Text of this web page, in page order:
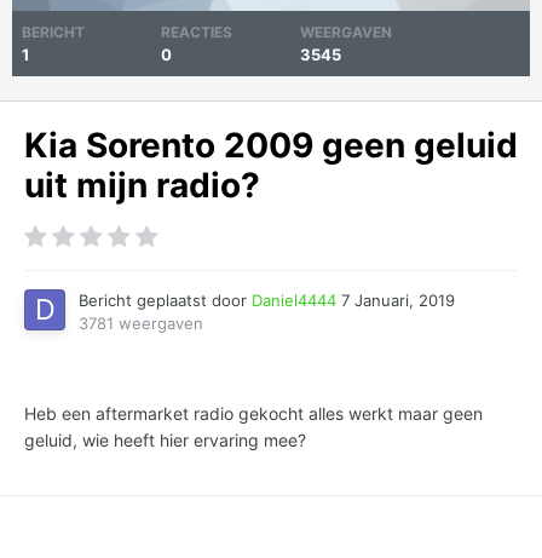
BERICHT
1
REACTIES
0
WEERGAVEN
3545
Kia Sorento 2009 geen geluid
uit mijn radio?
Bericht geplaatst door Daniel4444 7 Januari, 2019
3781 weergaven
Heb een aftermarket radio gekocht alles werkt maar geen
geluid, wie heeft hier ervaring mee?